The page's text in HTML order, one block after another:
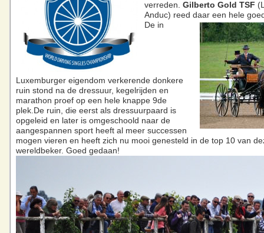
verreden. Gilberto Gold TSF
Anduc) reed daar een hele
De in
Luxemburger eigendom verkerende donkere
ruin stond na de dressuur, kegelrijden en
marathon proef op een hele knappe 9de
plek.De ruin, die eerst als dressuurpaard is
opgeleid en later is omgeschoold naar de
aangespannen sport heeft al meer successen
mogen vieren en heeft zich nu mooi genesteld in de top 10 van
wereldbeker. Goed gedaan!